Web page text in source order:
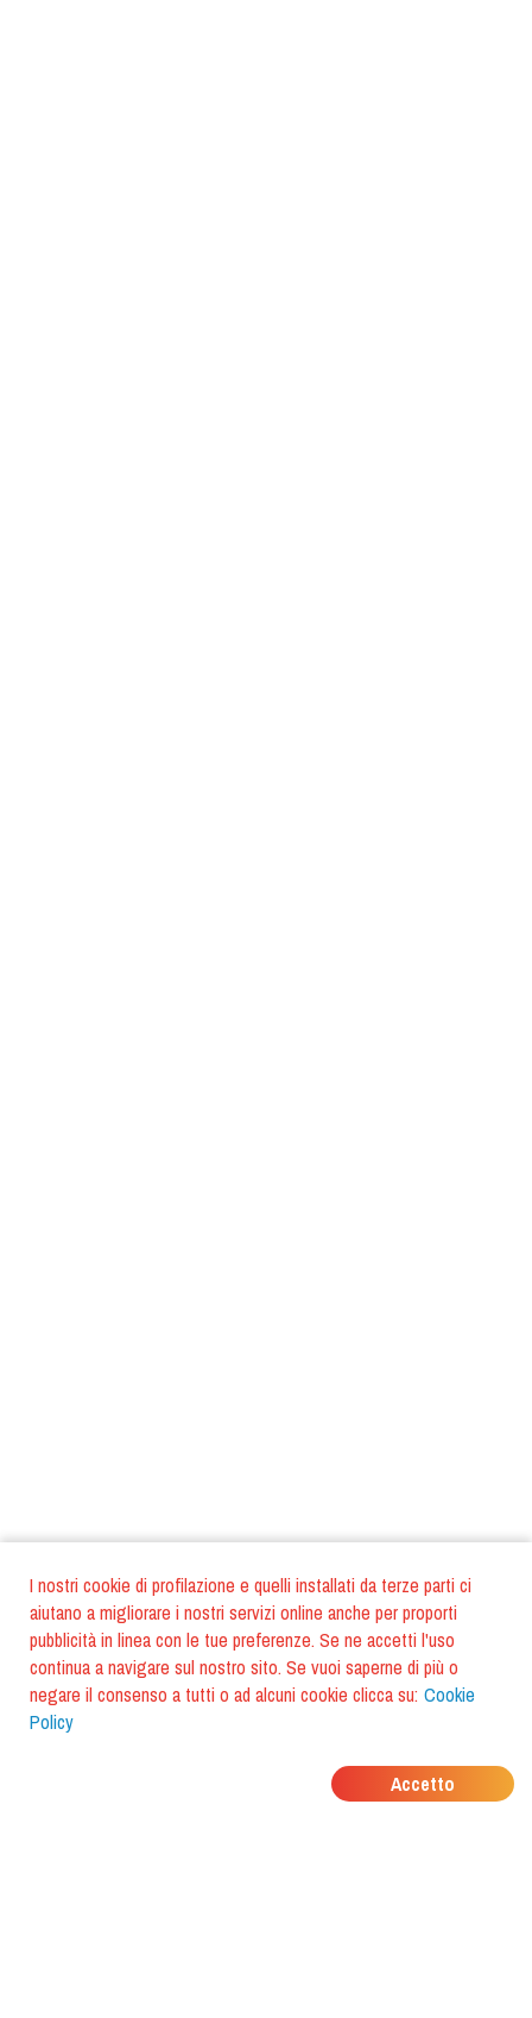
I nostri cookie di profilazione e quelli installati da terze parti ci
aiutano a migliorare i nostri servizi online anche per proporti
pubblicità in linea con le tue preferenze. Se ne accetti l'uso
continua a navigare sul nostro sito. Se vuoi saperne di più o
negare il consenso a tutti o ad alcuni cookie clicca su: Cookie
Policy
Accetto
DOVE MANGIANO I
TUOI AMICI?